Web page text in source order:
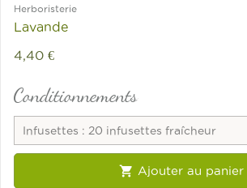
Herboristerie
Lavande
4,40 €
Conditionnements
Infusettes : 20 infusettes fraîcheur
 Ajouter au panier